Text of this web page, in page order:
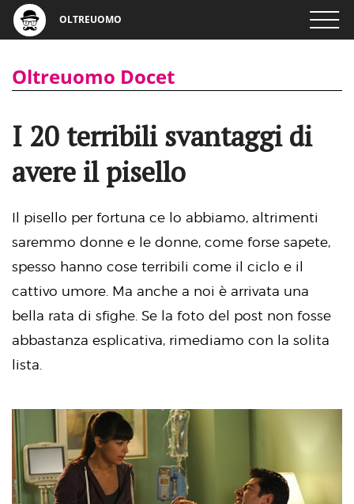
OLTREUOMO
Oltreuomo Docet
I 20 terribili svantaggi di
avere il pisello
Il pisello per fortuna ce lo abbiamo, altrimenti
saremmo donne e le donne, come forse sapete,
spesso hanno cose terribili come il ciclo e il
cattivo umore. Ma anche a noi è arrivata una
bella rata di sfighe. Se la foto del post non fosse
abbastanza esplicativa, rimediamo con la solita
lista.